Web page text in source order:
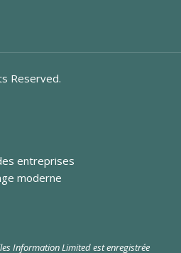
Reserved.
entreprises
moderne
Information Limited est enregistrée